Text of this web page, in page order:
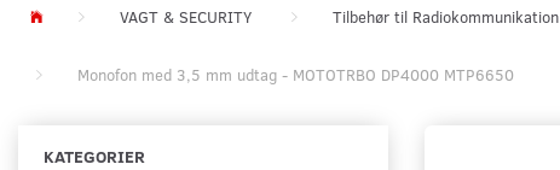
VAGT & SECURITY Tilbehør til Radiokommunikation
Monofon med 3,5 mm udtag - MOTOTRBO DP4000 MTP6650
KATEGORIER